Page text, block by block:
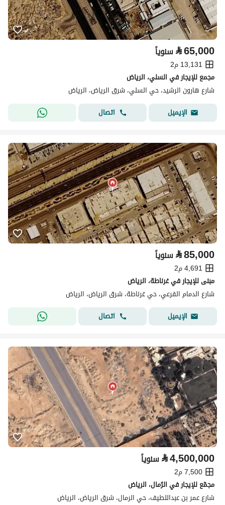
⃁65,000 سنوياً
13,131 م2
مجمع للإيجار في السلي، الرياض
شارع هارون الرشيد، حي السلي، شرق الرياض، الرياض
الإيميل
اتصال
⃁85,000 سنوياً
4,691 م2
مبنى للإيجار في غرناطة، الرياض
شارع الدمام الفرعي، حي غرناطة، شرق الرياض، الرياض
الإيميل
اتصال
⃁4,500,000 سنوياً
7,500 م2
مجمّع للإيجار في الرُمال، الرياض
شارع عمر بن عبداللطيف، حي الرمال، شرق الرياض، الرياض